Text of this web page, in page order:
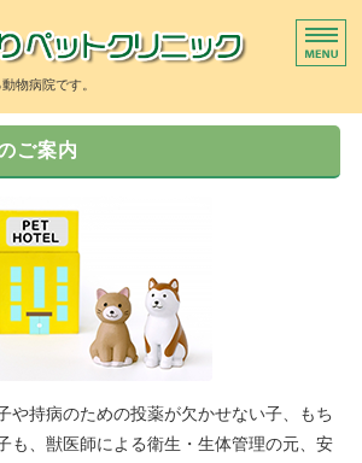
公園
物病院です。
ご案内
や持病のための投薬が欠かせない子、もち
も、獣医師による衛生・生体管理の元、安